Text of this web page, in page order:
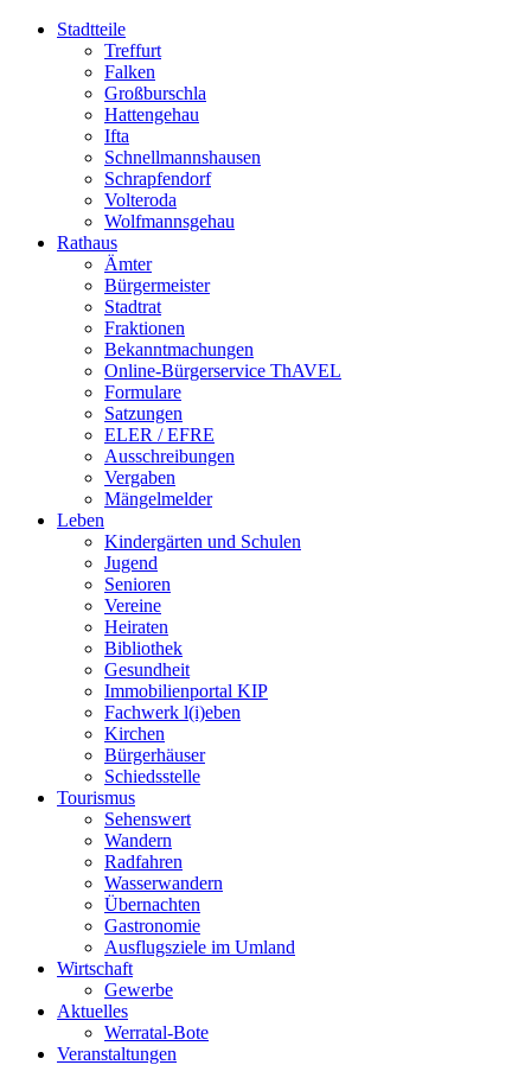
Stadtteile
Treffurt
Falken
Großburschla
Hattengehau
Ifta
Schnellmannshausen
Schrapfendorf
Volteroda
Wolfmannsgehau
Rathaus
Ämter
Bürgermeister
Stadtrat
Fraktionen
Bekanntmachungen
Online-Bürgerservice ThAVEL
Formulare
Satzungen
ELER / EFRE
Ausschreibungen
Vergaben
Mängelmelder
Leben
Kindergärten und Schulen
Jugend
Senioren
Vereine
Heiraten
Bibliothek
Gesundheit
Immobilienportal KIP
Fachwerk l(i)eben
Kirchen
Bürgerhäuser
Schiedsstelle
Tourismus
Sehenswert
Wandern
Radfahren
Wasserwandern
Übernachten
Gastronomie
Ausflugsziele im Umland
Wirtschaft
Gewerbe
Aktuelles
Werratal-Bote
Veranstaltungen